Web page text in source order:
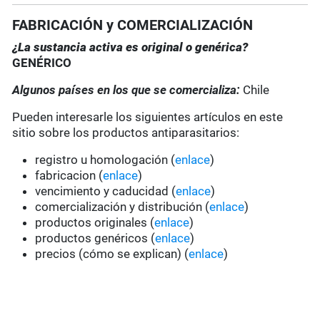
FABRICACIÓN y COMERCIALIZACIÓN
¿La sustancia activa es original o genérica?
GENÉRICO
Algunos países en los que se comercializa: Chile
Pueden interesarle los siguientes artículos en este
sitio sobre los productos antiparasitarios:
registro u homologación (enlace)
fabricacion (enlace)
vencimiento y caducidad (enlace)
comercialización y distribución (enlace)
productos originales (enlace)
productos genéricos (enlace)
precios (cómo se explican) (enlace)